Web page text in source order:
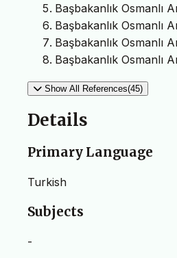
Başbakanlık Osmanlı
Başbakanlık Osmanlı
Başbakanlık Osmanlı
Başbakanlık Osmanlı
Show All References(45)
Details
Primary Language
Turkish
Subjects
-